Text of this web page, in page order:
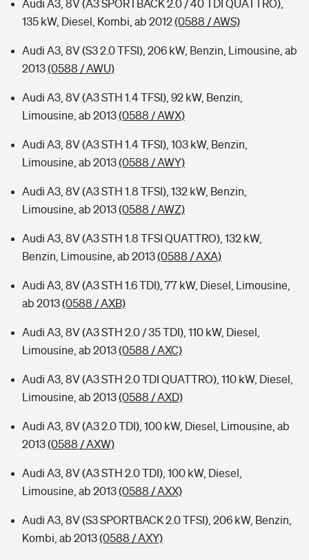
Audi A3, 8V (A3 SPORTBACK 2.0 / 40 TDI QUATTRO),
135 kW, Diesel, Kombi, ab 2012(0588 / AWS)
Audi A3, 8V (S3 2.0 TFSI), 206 kW, Benzin, Limousine, ab
2013(0588 / AWU)
Audi A3, 8V (A3 STH 1.4 TFSI), 92 kW, Benzin,
Limousine, ab 2013(0588 / AWX)
Audi A3, 8V (A3 STH 1.4 TFSI), 103 kW, Benzin,
Limousine, ab 2013(0588 / AWY)
Audi A3, 8V (A3 STH 1.8 TFSI), 132 kW, Benzin,
Limousine, ab 2013(0588 / AWZ)
Audi A3, 8V (A3 STH 1.8 TFSI QUATTRO), 132 kW,
Benzin, Limousine, ab 2013(0588 / AXA)
Audi A3, 8V (A3 STH 1.6 TDI), 77 kW, Diesel, Limousine,
ab 2013(0588 / AXB)
Audi A3, 8V (A3 STH 2.0 / 35 TDI), 110 kW, Diesel,
Limousine, ab 2013(0588 / AXC)
Audi A3, 8V (A3 STH 2.0 TDI QUATTRO), 110 kW, Diesel,
Limousine, ab 2013(0588 / AXD)
Audi A3, 8V (A3 2.0 TDI), 100 kW, Diesel, Limousine, ab
2013(0588 / AXW)
Audi A3, 8V (A3 STH 2.0 TDI), 100 kW, Diesel,
Limousine, ab 2013(0588 / AXX)
Audi A3, 8V (S3 SPORTBACK 2.0 TFSI), 206 kW, Benzin,
Kombi, ab 2013(0588 / AXY)